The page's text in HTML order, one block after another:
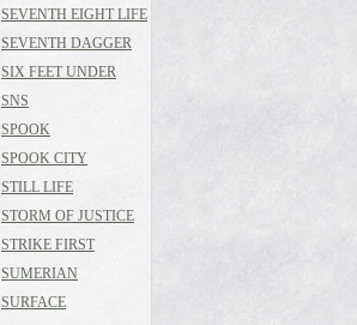
SEVENTH EIGHT LIFE
SEVENTH DAGGER
SIX FEET UNDER
SNS
SPOOK
SPOOK CITY
STILL LIFE
STORM OF JUSTICE
STRIKE FIRST
SUMERIAN
SURFACE